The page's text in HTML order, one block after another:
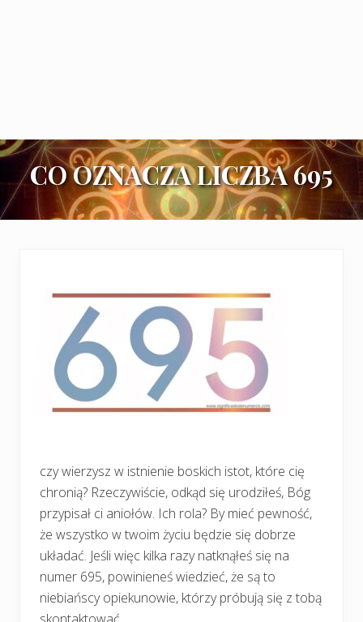
CO OZNACZA LICZBA 695
czy wierzysz w istnienie boskich istot, które cię
chronią? Rzeczywiście, odkąd się urodziłeś, Bóg
przypisał ci aniołów. Ich rola? By mieć pewność,
że wszystko w twoim życiu będzie się dobrze
układać. Jeśli więc kilka razy natknąłeś się na
numer 695, powinieneś wiedzieć, że są to
niebiańscy opiekunowie, którzy próbują się z tobą
skontaktować.